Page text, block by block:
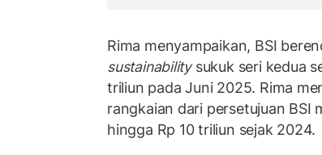
Rima menyampaikan, BSI
sustainabilitysukuk seri kedua
triliun pada Juni 2025. Rima
rangkaian dari persetujuan BSI
hingga Rp 10 triliun sejak 2024.